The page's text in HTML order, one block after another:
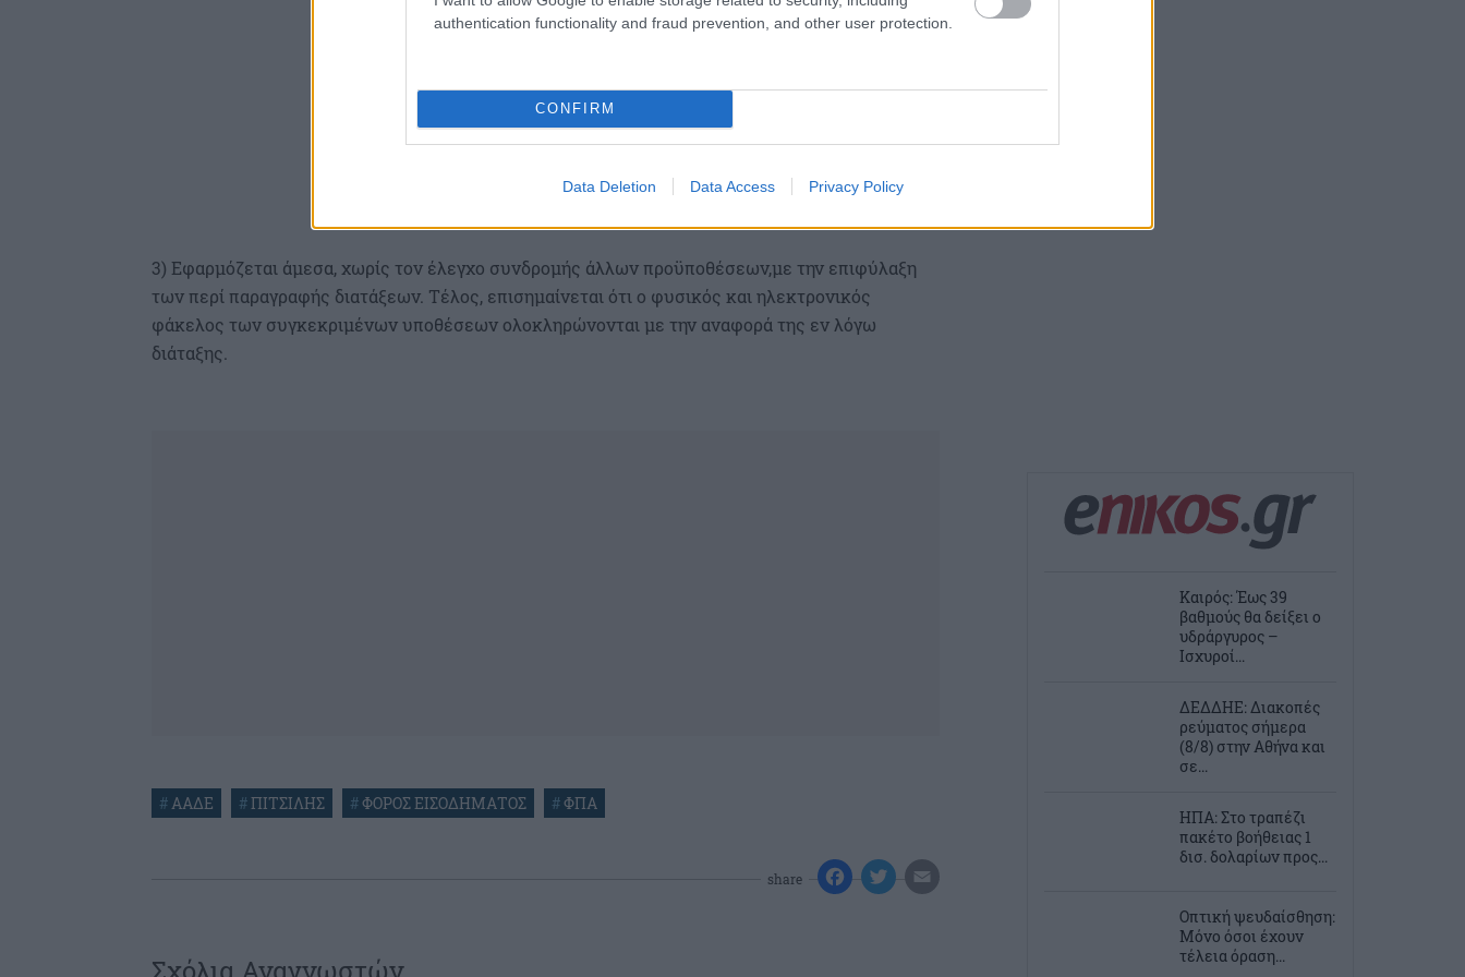
authentication functionality and fraud prevention, and other user protection.
CONFIRM
Data Deletion Data Access Privacy Policy
3) Εφαρμόζεται άμεσα, χωρίς τον έλεγχο συνδρομής άλλων προϋποθέσεων,με την επιφύλαξη
των περί παραγραφής διατάξεων. Τέλος, επισημαίνεται ότι ο φυσικός και ηλεκτρονικός
φάκελος των συγκεκριμένων υποθέσεων ολοκληρώνονται με την αναφορά της εν λόγω
διάταξης.
#ΑΑΔΕ #ΠΙΤΣΙΛΗΣ #ΦΟΡΟΣ ΕΙΣΟΔΗΜΑΤΟΣ #ΦΠΑ
share
Καιρός: Έως 39
βαθμούς θα δείξει ο
υδράργυρος –
Ισχυροί...
ΔΕΔΔΗΕ: Διακοπές
ρεύματος σήμερα
(8/8) στην Αθήνα και
σε...
ΗΠΑ: Στο τραπέζι
πακέτο βοήθειας 1
δισ. δολαρίων προς...
Οπτική ψευδαίσθηση:
Μόνο όσοι έχουν
τέλεια όραση...